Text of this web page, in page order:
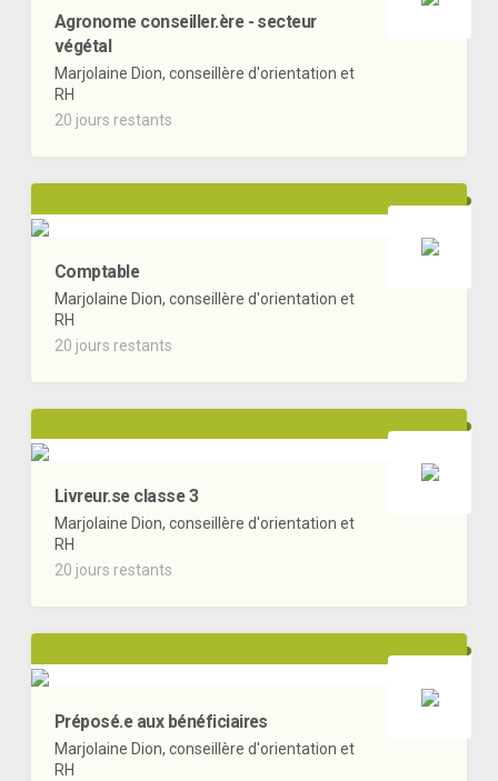
Agronome conseiller.ère - secteur
végétal
Marjolaine Dion, conseillère d'orientation et
RH
20 jours restants
Comptable
Marjolaine Dion, conseillère d'orientation et
RH
20 jours restants
Livreur.se classe 3
Marjolaine Dion, conseillère d'orientation et
RH
20 jours restants
Préposé.e aux bénéficiaires
Marjolaine Dion, conseillère d'orientation et
RH